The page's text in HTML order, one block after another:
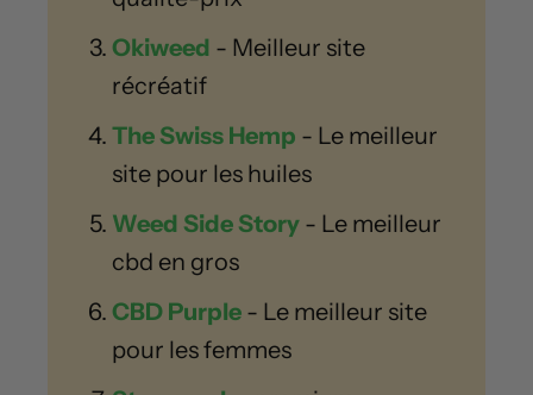
Okiweed - Meilleur site
récréatif
The Swiss Hemp - Le meilleur
site pour les huiles
Weed Side Story - Le meilleur
cbd en gros
CBD Purple - Le meilleur site
pour les femmes